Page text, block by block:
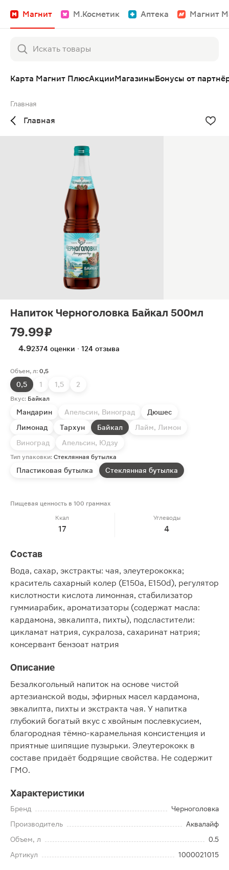
Магнит М.Косметик Аптека Магнит
Карта Магнит ПлюсАкцииМагазиныБонусы от
Главная
Главная
Напиток Черноголовка Байкал 500мл
79.99 ₽
4.92374 оценки · 124 отзыва
Объем, л: 0,5
0,5 1 1,5 2
Вкус: Байкал
Мандарин Апельсин, Виноград
Дюшес
Лимонад
Тархун Байкал
Лайм, Лимон
Виноград
Апельсин, Юдзу
Тип упаковки: Стеклянная бутылка
Пластиковая бутылка Стеклянная бутылка
Пищевая ценность в 100 граммах
Ккал
17
Углеводы
4
Состав
Вода, сахар, экстракты: чая, элеутерококка;
краситель сахарный колер (Е150а, E150d), регулятор
кислотности кислота лимонная, стабилизатор
гуммиарабик, ароматизаторы (содержат масла:
кардамона, эвкалипта, пихты), подсластители:
цикламат натрия, сукралоза, сахаринат натрия;
консервант бензоат натрия
Описание
Безалкогольный напиток на основе чистой
артезианской воды, эфирных масел кардамона,
эвкалипта, пихты и экстракта чая. У напитка
глубокий богатый вкус с хвойным послевкусием,
благородная тёмно-карамельная консистенция и
приятные шипящие пузырьки. Элеутерококк в
составе придаёт бодрящие свойства. Не содержит
ГМО.
Характеристики
Бренд
Черноголовка
Производитель
Аквалайф
Объем, л
0.5
Артикул
1000021015